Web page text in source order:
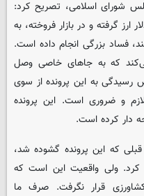
شورای اسلامی، تصریح کرد:
میلیارد دلار ارز گرفته و در بازار فروخته، به
فساد بزرگی انجام داده است.
که به جاهای خاصی وصل
به این پرونده از سوی
و ضروری است. این پرونده
دار کرده است.
که این پرونده گشوده شد،
کرد. ولی واقعیت این است که
قرار نگرفت. صرف ما